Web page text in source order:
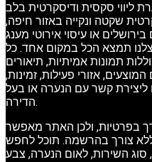
ליווי סקסית ודיסקרטית בלב
שקטה ונקייה באזור חיפה,
בירושלים או עיסוי אירוטי מענג
תמצא הכל במקום אחד. כל
תמונות אמיתיות, תיאורים
אזורי פעילות, זמינות,
ליצירת קשר עם הנערה או בעל
הדירה.
בפרטיות, ולכן האתר מאפשר
צורך בהרשמה. תוכל לחפש
סוג השירות, לאום הנערה, צבע